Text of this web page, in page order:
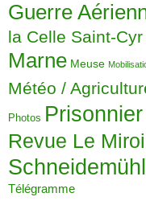
Guerre
la Celle Saint-Cyr
Marne Meuse
Météo /
Photos Prisonnier
Revue Le
Schneidemühl
Télégramme